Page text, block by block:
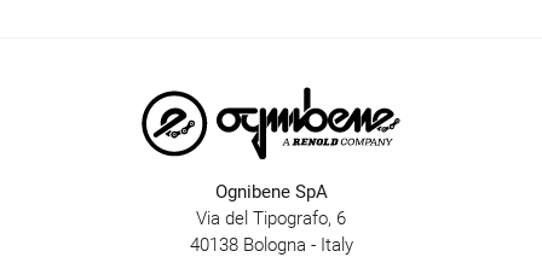
Ognibene SpA
Via del Tipografo, 6
40138 Bologna - Italy